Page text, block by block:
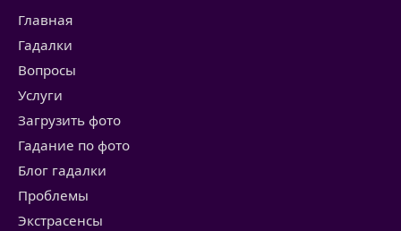
Главная
Гадалки
Вопросы
Услуги
Загрузить фото
Гадание по фото
Блог гадалки
Проблемы
Экстрасенсы